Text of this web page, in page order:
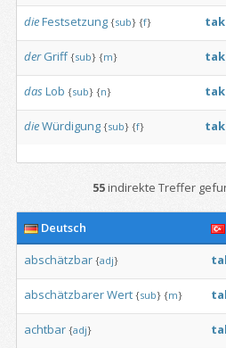
dieFestsetzung {sub} {f}
der Griff {sub} {m}
dasLob {sub} {n}
dieWürdigung {sub} {f}
55indirekte Treffer
Deutsch
abschätzbar {adj}
abschätzbarerWert {sub} {m}
achtbar {adj}